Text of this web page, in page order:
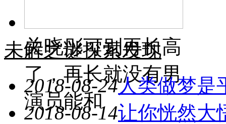
关晓彤可别再长高
了，再长就没有男
演员能和
未解之谜探索发现
2018-08-24人类做梦是
2018-08-14让你恍然大